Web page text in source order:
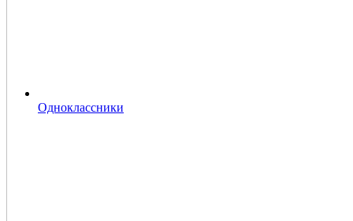
Одноклассники